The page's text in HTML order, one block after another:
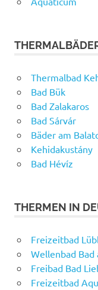
Thermalbad
Bad Bük
Bad Zalakaros
Bad Sárvár
Bäder am
Kehidakustány
Bad Hévíz
THERMEN IN
Freizeitbad
Wellenbad
Freibad Bad
Freizeitbad